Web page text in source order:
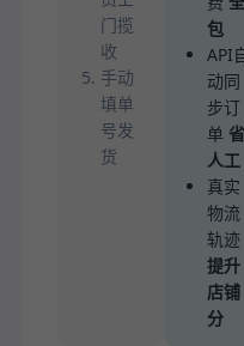
门揽
收
手动
填单
号发
货
包
API
动同
步订
单省
人工
真实
物流
轨迹
提升
店铺
分